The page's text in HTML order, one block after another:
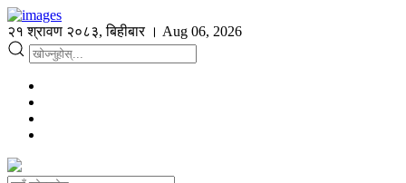
२१ श्रावण २०८३, बिहीबार । Aug 06, 2026